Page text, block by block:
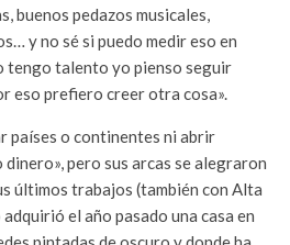
buenos pedazos musicales,
y no sé si puedo medir eso en
tengo talento yo pienso seguir
eso prefiero creer otra cosa».
países o continentes ni abrir
dinero», pero sus arcas se alegraron
últimos trabajos (también con Alta
el año pasado una casa en